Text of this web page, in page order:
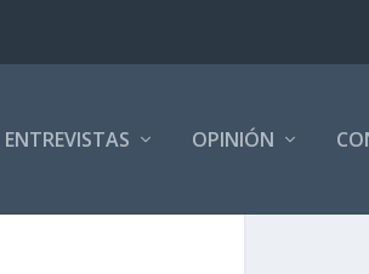
ENTREVISTAS OPINIÓN